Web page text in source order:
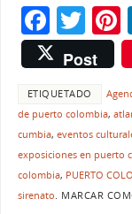
F
a
c
e
b
o
o
T
w
itt
er
Post
ETIQUETADO
de puerto colombia,
cumbia, eventos
exposiciones en puerto
colombia, PUERTO
sirenato. MARCAR